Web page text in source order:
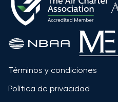
Términos y condiciones
Política de privacidad